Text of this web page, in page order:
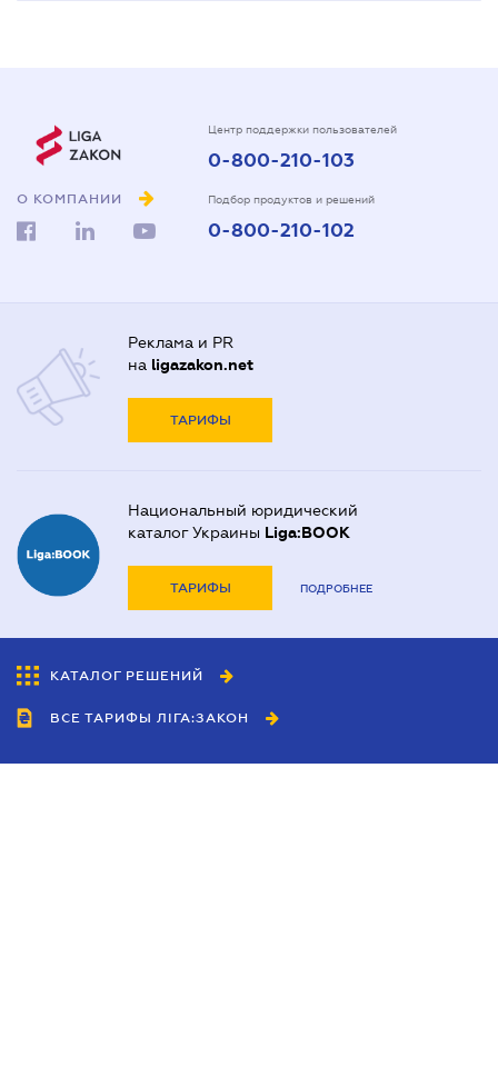
О КОМПАНИИ
Центр поддержки пользователей
0-800-210-103
Подбор продуктов и решений
0-800-210-102
Реклама и PR
на ligazakon.net
ТАРИФЫ
Национальный юридический
каталог Украины Liga:BOOK
ТАРИФЫ ПОДРОБНЕЕ
КАТАЛОГ РЕШЕНИЙ
ВСЕ ТАРИФЫ ЛІГА:ЗАКОН